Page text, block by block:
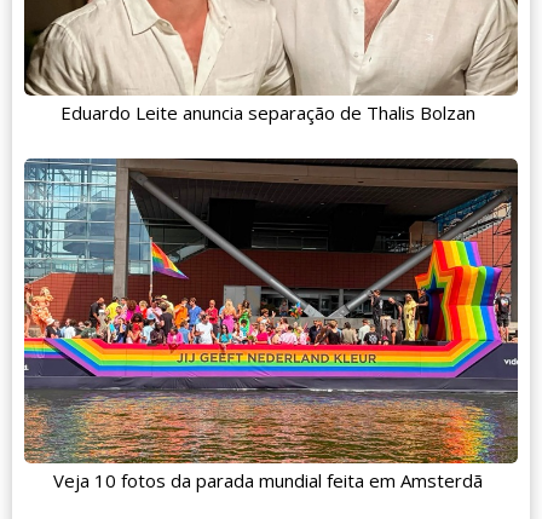
Eduardo Leite anuncia separação de Thalis Bolzan
Veja 10 fotos da parada mundial feita em Amsterdã